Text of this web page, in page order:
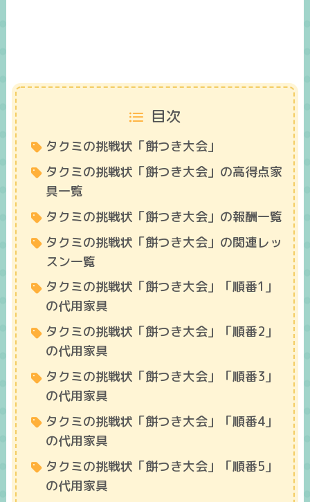
目次
タクミの挑戦状「餅つき大会」
タクミの挑戦状「餅つき大会」の高得点家
具一覧
タクミの挑戦状「餅つき大会」の報酬一覧
タクミの挑戦状「餅つき大会」の関連レッ
スン一覧
タクミの挑戦状「餅つき大会」「順番1」
の代用家具
タクミの挑戦状「餅つき大会」「順番2」
の代用家具
タクミの挑戦状「餅つき大会」「順番3」
の代用家具
タクミの挑戦状「餅つき大会」「順番4」
の代用家具
タクミの挑戦状「餅つき大会」「順番5」
の代用家具